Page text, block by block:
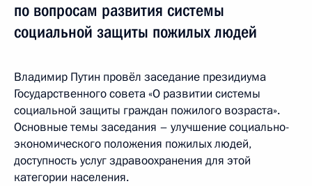
по вопросам развития системы
социальной защиты пожилых людей
Владимир Путин провёл заседание президиума
Государственного совета «О развитии системы
социальной защиты граждан пожилого возраста».
Основные темы заседания – улучшение социально-
экономического положения пожилых людей,
доступность услуг здравоохранения для этой
категории населения.